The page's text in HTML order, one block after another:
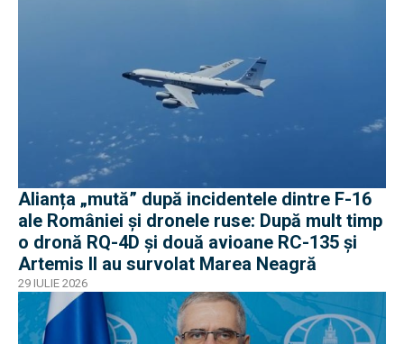
Alianța „mută” după incidentele dintre F-16
ale României și dronele ruse: După mult timp
o dronă RQ-4D și două avioane RC-135 și
Artemis II au survolat Marea Neagră
29 IULIE 2026